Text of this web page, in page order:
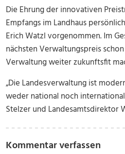
Die Ehrung der innovativen
Empfangs im Landhaus
Erich Watzl vorgenommen. Im
nächsten Verwaltungspreis
Verwaltung weiter zukunftsfit
„Die Landesverwaltung ist
weder national noch
Stelzer und Landesamtsdirektor
Kommentar verfassen